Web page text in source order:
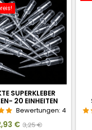
SUPERKLEBER
20 EINHEITEN
SATZ
Bewertungen: 4
€ Verkaufspreis
3,25 €